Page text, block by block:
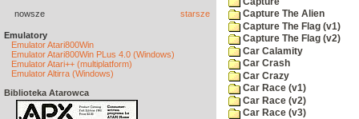
nowsze starsze
Emulatory
Emulator Atari800Win
Emulator Atari800Win PLus 4.0 (Windows)
Emulator Atari++ (multiplatform)
Emulator Altirra (Windows)
Biblioteka Atarowca
Capture The Alien
Capture The Flag (v1)
Capture The Flag (v2)
Car Calamity
Car Crash
Car Crazy
Car Race (v1)
Car Race (v2)
Car Race (v3)